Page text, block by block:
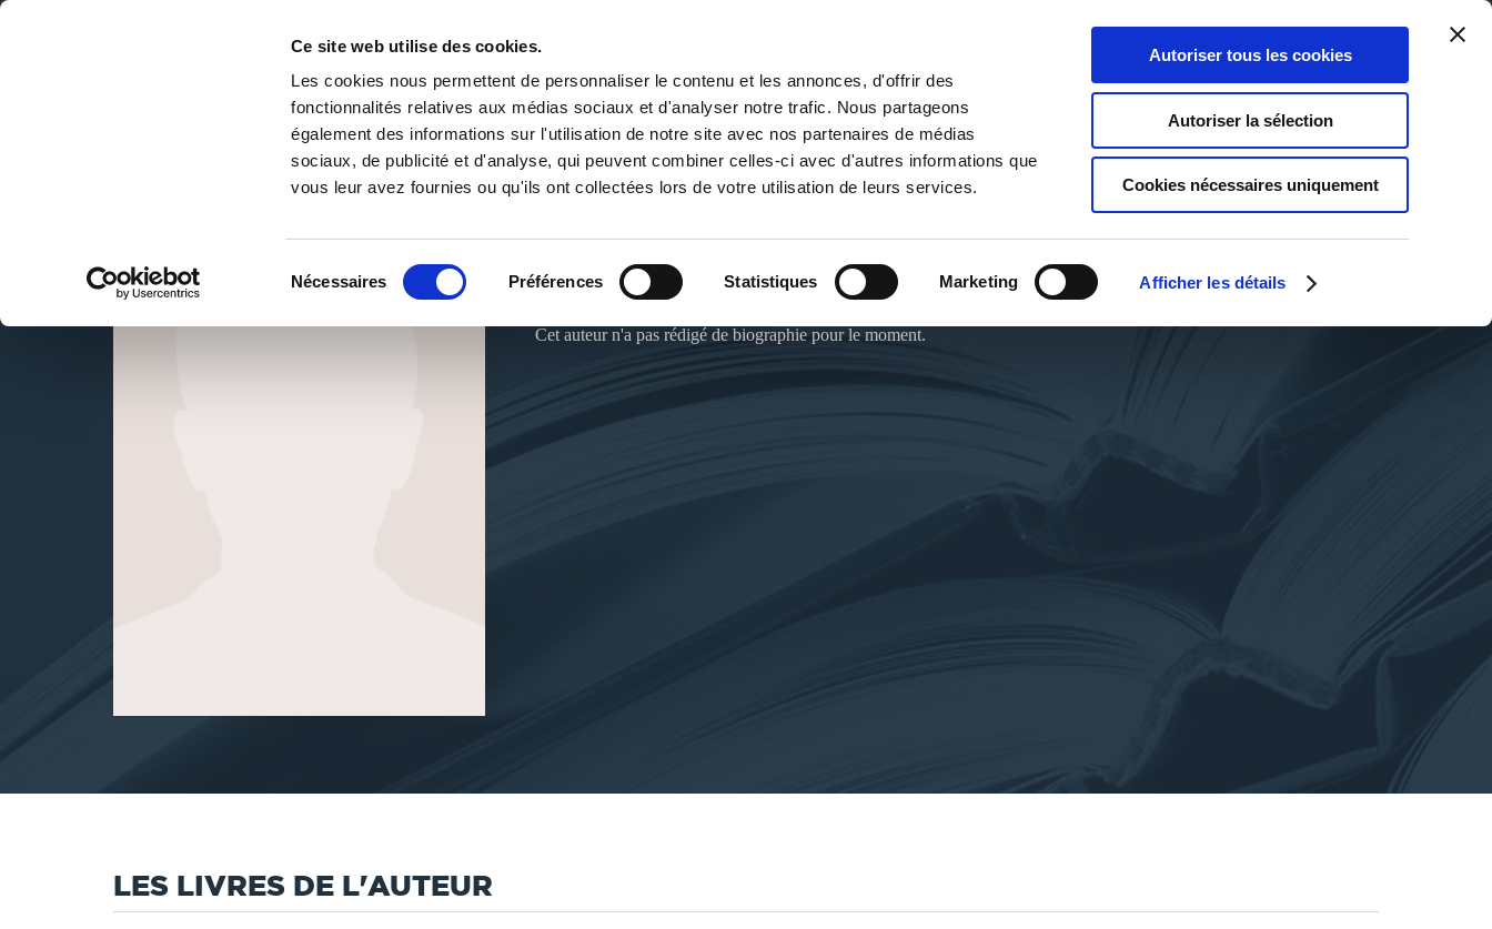
Ce site web utilise des cookies.
Les cookies nous permettent de personnaliser le contenu et les annonces, d'offrir des
fonctionnalités relatives aux médias sociaux et d'analyser notre trafic. Nous partageons
également des informations sur l'utilisation de notre site avec nos partenaires de médias
sociaux, de publicité et d'analyse, qui peuvent combiner celles-ci avec d'autres informations que
vous leur avez fournies ou qu'ils ont collectées lors de votre utilisation de leurs services.
Nécessaires Préférences Statistiques Marketing Afficher les détails
Autoriser tous les cookies
Autoriser la sélection
Cookies nécessaires uniquement
DE LA PAGE BLANCHE... AU BEST SELLER
0
Panier
0
Ma liste
Connexion
PUBLIER UN LIVRE LIBRAIRIE
PAUL MATHIEU
Cet auteur n'a pas rédigé de biographie pour le moment.
LES LIVRES DE L'AUTEUR